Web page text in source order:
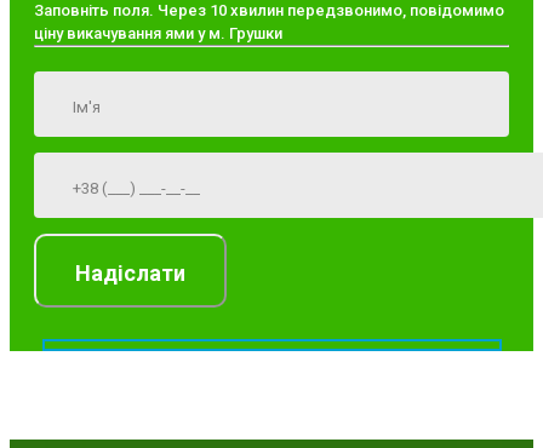
Заповніть поля. Через 10 хвилин передзвонимо, повідомимо
ціну викачування ями у м. Грушки